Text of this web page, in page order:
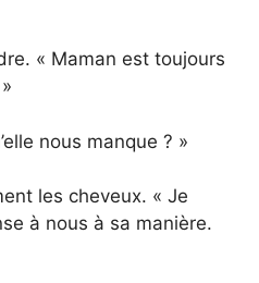
« Maman est toujours
nous manque ? »
les cheveux. « Je
à nous à sa manière.